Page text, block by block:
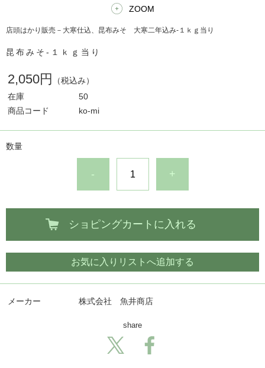
ZOOM
店頭はかり販売－大寒仕込、昆布みそ 大寒二年込み-１ｋｇ当り
昆布みそ-１ｋｇ当り
2,050円
（税込み）
在庫
50
商品コード
ko-mi
数量
- +
ショピングカートに入れる
お気に入りリストへ追加する
メーカー 株式会社 魚井商店
share